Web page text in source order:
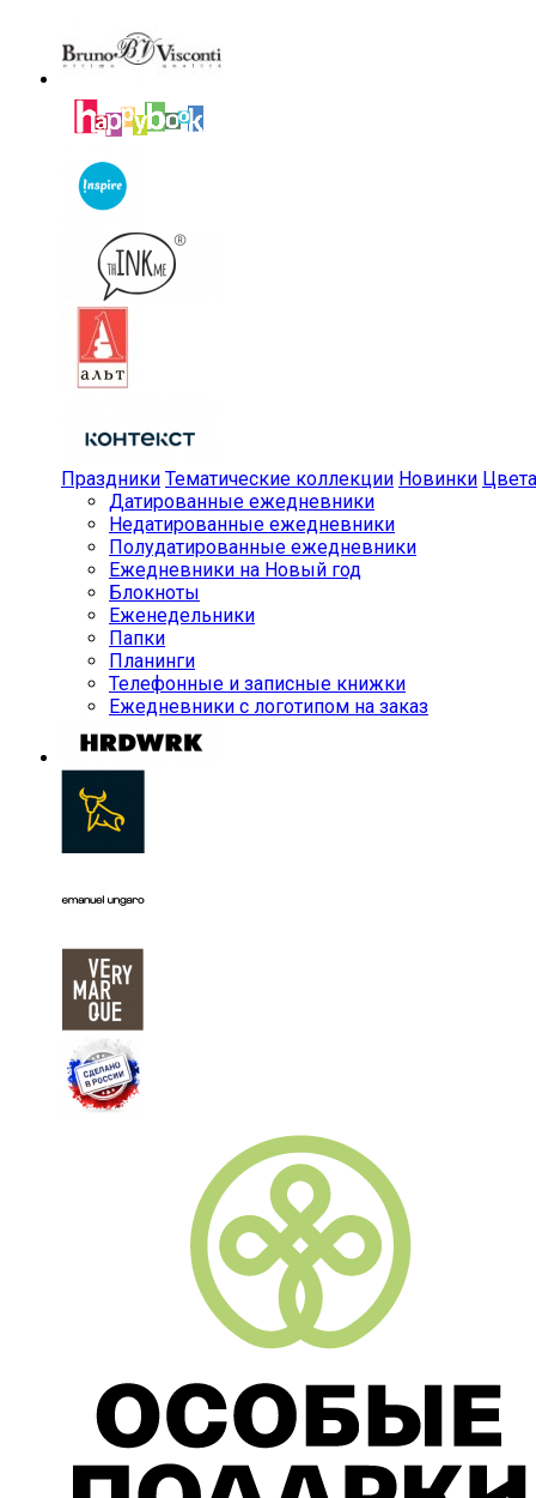
Праздники Тематические коллекции Новинки Цвета
Датированные ежедневники
Недатированные ежедневники
Полудатированные ежедневники
Ежедневники на Новый год
Блокноты
Еженедельники
Папки
Планинги
Телефонные и записные книжки
Ежедневники с логотипом на заказ